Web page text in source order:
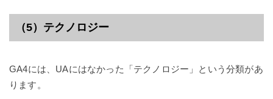
（5）テクノロジー
GA4には、UAにはなかった「テクノロジー」という分類があ
ります。